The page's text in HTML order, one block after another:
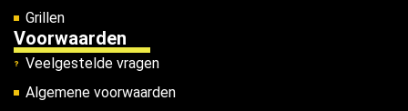
Grillen
Voorwaarden
Veelgestelde vragen
Algemene voorwaarden